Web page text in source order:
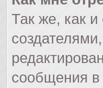
Так же, как
сообщения в